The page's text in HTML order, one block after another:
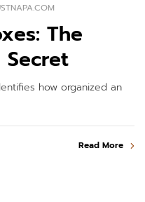
The
Secret
how organized an
Read More